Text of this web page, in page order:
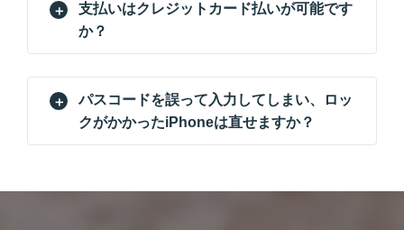
支払いはクレジットカード払いが可能です
か？
パスコードを誤って入力してしまい、ロッ
クがかかったiPhoneは直せますか？